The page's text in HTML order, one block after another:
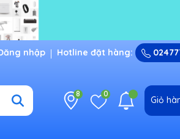
nhập Hotline đặt hàng:
8 0
Giỏ